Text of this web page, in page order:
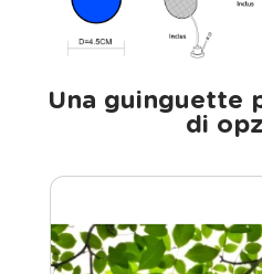
Una guinguette
di